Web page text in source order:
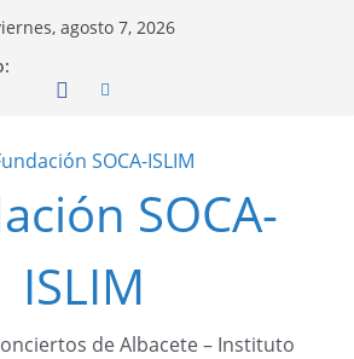
agosto 7, 2026
SOCA-
ISLIM
de Albacete – Instituto